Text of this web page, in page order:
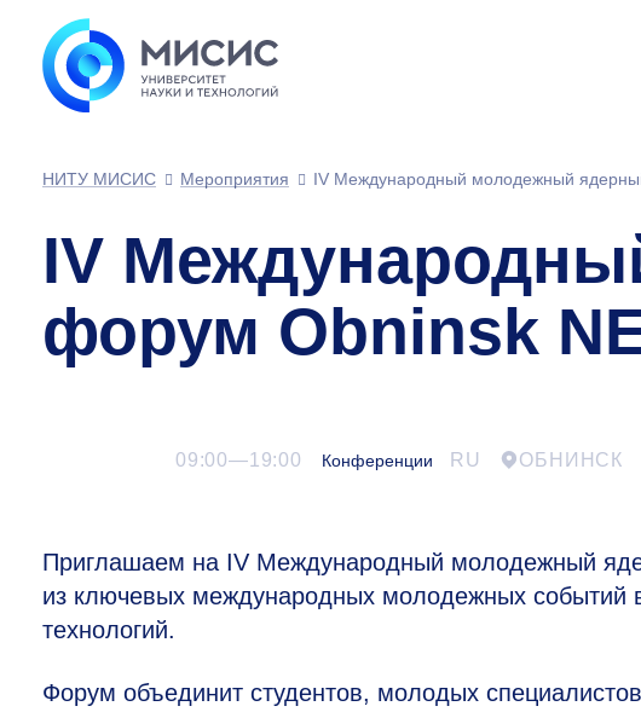
НИТУ МИСИС
Мероприятия IV Международный молодежный
IV
форум Obninsk
09:00—19:00 Конференции RU ОБНИНСК
Приглашаем на IV Международный молодежный
из ключевых международных молодежных событий
технологий.
Форум объединит студентов, молодых